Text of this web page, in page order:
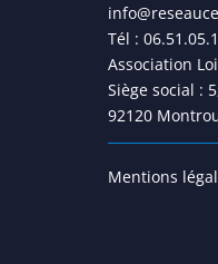
Tél :
Association
Siège social :
92120
Mentions